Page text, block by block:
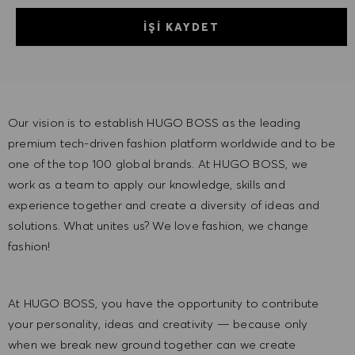
İŞI KAYDET
Our vision is to establish HUGO BOSS as the leading
premium tech-driven fashion platform worldwide and to be
one of the top 100 global brands. At HUGO BOSS, we
work as a team to apply our knowledge, skills and
experience together and create a diversity of ideas and
solutions. What unites us? We love fashion, we change
fashion!
At HUGO BOSS, you have the opportunity to contribute
your personality, ideas and creativity — because only
when we break new ground together can we create